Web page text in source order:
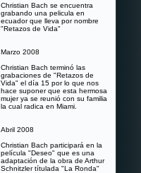
Christian Bach se encuentra
grabando una pelicula en
ecuador que lleva por nombre
"Retazos de Vida"
Marzo 2008
Christian Bach terminó las
grabaciones de "Retazos de
Vida" el día 15 por lo que nos
hace suponer que esta hermosa
mujer ya se reunió con su familia
la cual radica en Miami.
Abril 2008
Christian Bach participará en la
película "Deseo" que es una
adaptación de la obra de Arthur
Schnitzler títulada "La Ronda"